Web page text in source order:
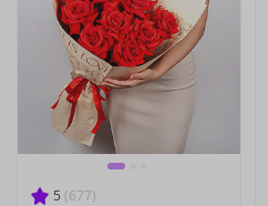
5 (677)